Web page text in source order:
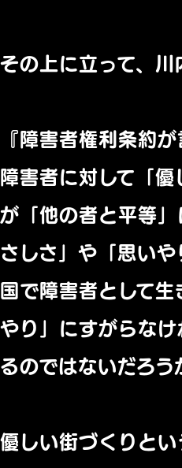
その上に立って、川
『障害者権利条約
障害者に対して「優
が「他の者と平等」
さしさ」や「思いや
国で障害者として
やり」 にすがらな
るのではないだろう
優しい街づくりと